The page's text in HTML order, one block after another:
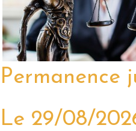
Permanence
Le 29/08/